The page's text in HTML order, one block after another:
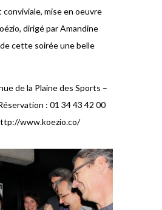
mise en oeuvre
dirigé par Amandine
de cette soirée une belle
de la Plaine des Sports –
: 01 34 43 42 00
www.koezio.co/